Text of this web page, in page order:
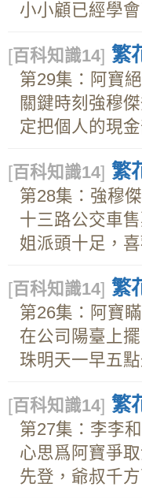
小小顧已經學
[百科知識14] 繁
第29集：阿寶
關鍵時刻強穆
定把個人的現
[百科知識14] 繁
第28集：強穆
十三路公交車
姐派頭十足，
[百科知識14] 繁
第26集：阿寶
在公司陽臺上
珠明天一早五
[百科知識14] 繁
第27集：李李
心思爲阿寶爭
先登，爺叔千